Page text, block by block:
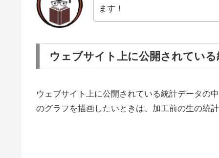
ます！
ウェブサイト上に公開されてい
ウェブサイト上に公開されている統計データの
のグラフを描画したいときは、加工前の生の統